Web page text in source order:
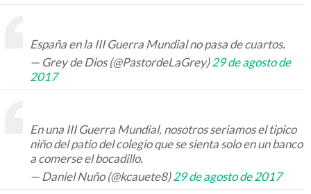
España en la III Guerra Mundial no pasa de cuartos.
— Grey de Dios (@PastordeLaGrey)29 de agosto de
2017
En una III Guerra Mundial, nosotros seriamos el tipico
niño del patio del colegio que se sienta solo en un banco
a comerse el bocadillo.
— Daniel Nuño (@kcauete8)29 de agosto de 2017